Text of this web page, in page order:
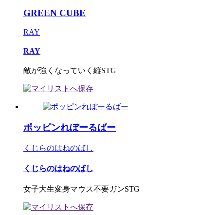
GREEN CUBE
RAY
RAY
敵が強くなっていく縦STG
ポッピンれぼーるばー
くじらのはねのばし
くじらのはねのばし
女子大生変身マウス不要ガンSTG